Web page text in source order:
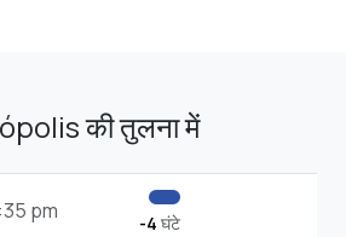
की तुलना में
pm -4 घंटे